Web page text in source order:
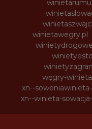
winietawegry.pl
węgry-
xn--
xn--winieta-